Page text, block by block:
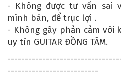
- Không được tư vấn sai
mình bán, để trục lợi .
- Không gây phản cảm với
uy tín GUITAR ĐỒNG TÂM.
--------------------------